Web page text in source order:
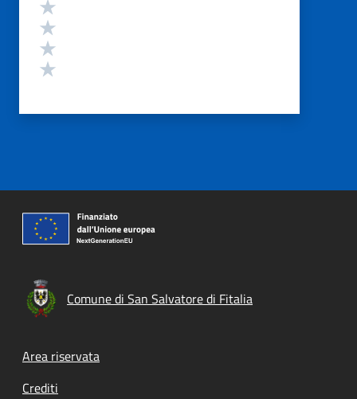
Comune di San Salvatore di Fitalia
Footer menu
Area riservata
Crediti